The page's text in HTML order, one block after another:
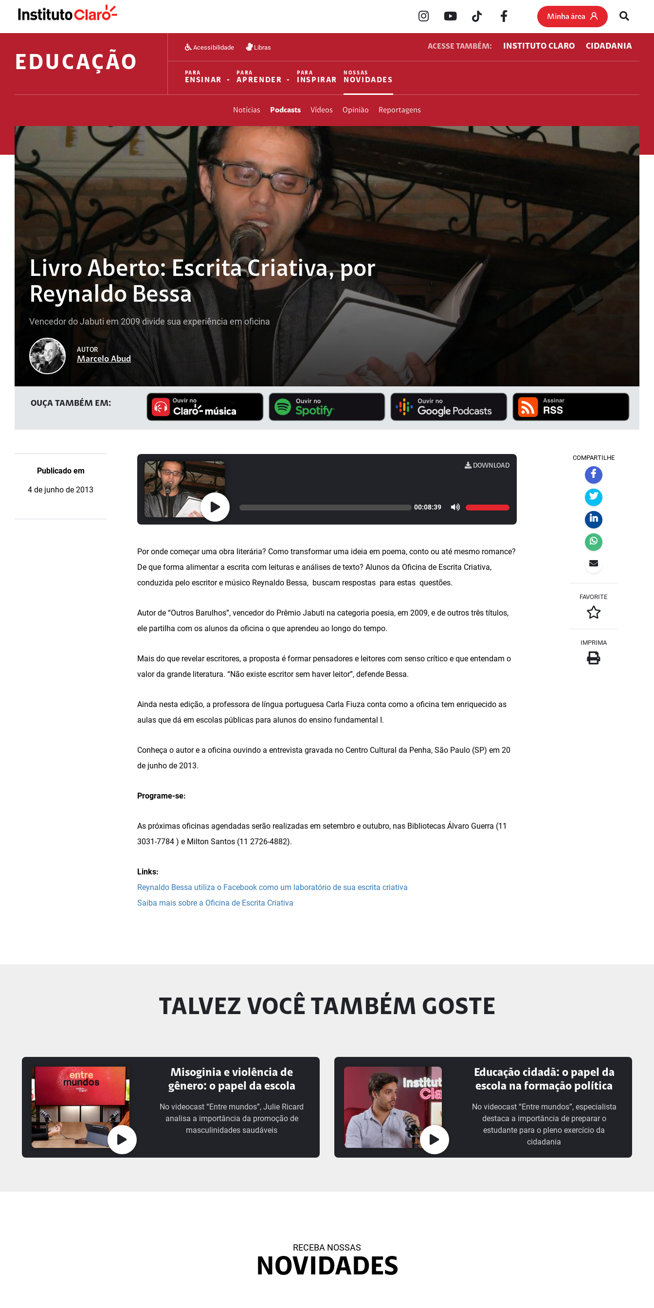
Minha área
EDUCAÇÃO
Acessibilidade Libras ACESSE TAMBÉM: INSTITUTO CLARO CIDADANIA
PARA
ENSINAR
PARA
APRENDER
PARA
INSPIRAR
NOSSAS
NOVIDADES
Notícias Podcasts Vídeos Opinião Reportagens
Livro Aberto: Escrita Criativa, por
Reynaldo Bessa
Vencedor do Jabuti em 2009 divide sua experiência em oficina
AUTOR
Marcelo Abud
OUÇA TAMBÉM EM:
Publicado em
4 de junho de 2013
DOWNLOAD
00:08:39
Por onde começar uma obra literária? Como transformar uma ideia em poema, conto ou até mesmo romance?
De que forma alimentar a escrita com leituras e análises de texto? Alunos da Oficina de Escrita Criativa,
conduzida pelo escritor e músico Reynaldo Bessa, buscam respostas para estas questões.
Autor de “Outros Barulhos”, vencedor do Prêmio Jabuti na categoria poesia, em 2009, e de outros três títulos,
ele partilha com os alunos da oficina o que aprendeu ao longo do tempo.
Mais do que revelar escritores, a proposta é formar pensadores e leitores com senso crítico e que entendam o
valor da grande literatura. “Não existe escritor sem haver leitor”, defende Bessa.
Ainda nesta edição, a professora de língua portuguesa Carla Fiuza conta como a oficina tem enriquecido as
aulas que dá em escolas públicas para alunos do ensino fundamental I.
Conheça o autor e a oficina ouvindo a entrevista gravada no Centro Cultural da Penha, São Paulo (SP) em 20
de junho de 2013.
Programe-se:
As próximas oficinas agendadas serão realizadas em setembro e outubro, nas Bibliotecas Álvaro Guerra (11
3031-7784 ) e Milton Santos (11 2726-4882).
Links:
Reynaldo Bessa utiliza o Facebook como um laboratório de sua escrita criativa
Saiba mais sobre a Oficina de Escrita Criativa
COMPARTILHE
FAVORITE
IMPRIMA
TALVEZ VOCÊ TAMBÉM GOSTE
Misoginia e violência de
gênero: o papel da escola
No videocast “Entre mundos”, Julie Ricard
analisa a importância da promoção de
masculinidades saudáveis
Educação cidadã: o papel da
escola na formação política
No videocast “Entre mundos”, especialista
destaca a importância de preparar o
estudante para o pleno exercício da
cidadania
RECEBA NOSSAS
NOVIDADES